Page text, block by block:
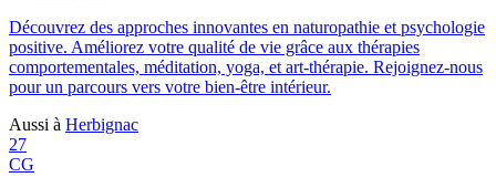
Découvrez des approches innovantes en naturopathie et psychologie
positive. Améliorez votre qualité de vie grâce aux thérapies
comportementales, méditation, yoga, et art-thérapie. Rejoignez-nous
pour un parcours vers votre bien-être intérieur.
Aussi à Herbignac
27
CG